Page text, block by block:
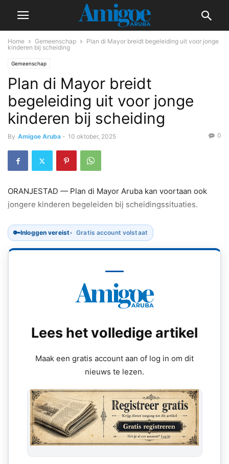
Home Gemeenschap
Plan di Mayor breidt begeleiding uit voor jonge
kinderen bij scheiding
Gemeenschap
Plan di Mayor breidt
begeleiding uit voor jonge
kinderen bij scheiding
By Amigoe Aruba - 10 oktober, 2025 0
ORANJESTAD — Plan di Mayor Aruba kan voortaan ook
jongere kinderen begeleiden bij scheidingssituaties.
🔑Inloggen vereist Gratis account volstaat
Lees het volledige artikel
Maak een gratis account aan of log in om dit
nieuws te lezen.